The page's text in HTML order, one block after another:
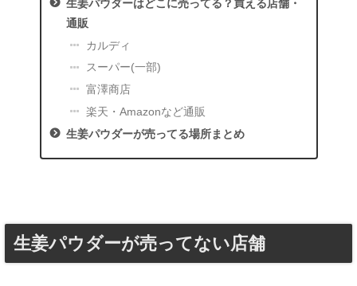
生姜パウダーはどこに売ってる？買える店舗・
通販
カルディ
スーパー(一部)
富澤商店
楽天・Amazonなど通販
生姜パウダーが売ってる場所まとめ
生姜パウダーが売ってない店舗